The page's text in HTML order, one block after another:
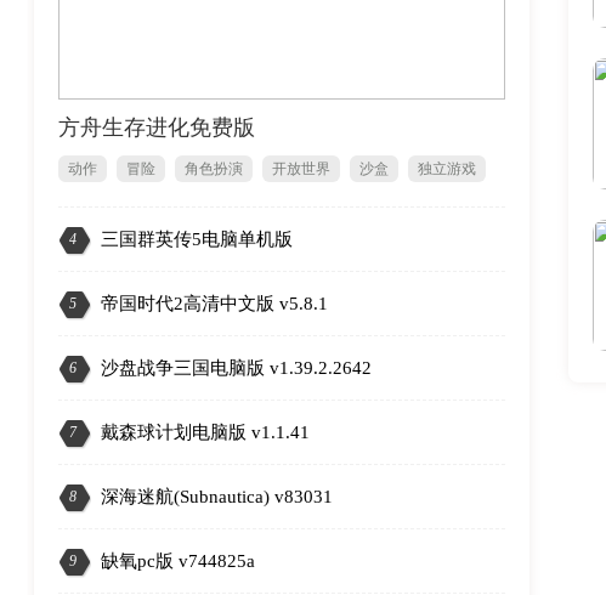
方舟生存进化免费版
动作 冒险 角色扮演 开放世界 沙盒 独立游戏
4 三国群英传5电脑单机版
5 帝国时代2高清中文版 v5.8.1
6 沙盘战争三国电脑版 v1.39.2.2642
7 戴森球计划电脑版 v1.1.41
8 深海迷航(Subnautica) v83031
9 缺氧pc版 v744825a